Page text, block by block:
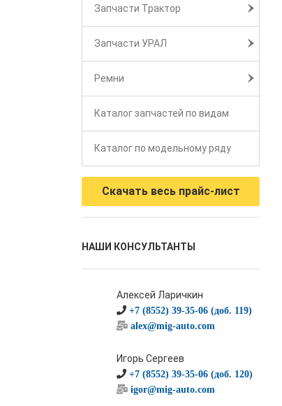
Запчасти Трактор
Запчасти УРАЛ
Ремни
Каталог запчастей по видам
Каталог по модельному ряду
Скачать весь прайс-лист
НАШИ КОНСУЛЬТАНТЫ
Алексей Ларичкин
+7 (8552) 39-35-06 (доб. 119)
alex@mig-auto.com
Игорь Сергеев
+7 (8552) 39-35-06 (доб. 120)
igor@mig-auto.com